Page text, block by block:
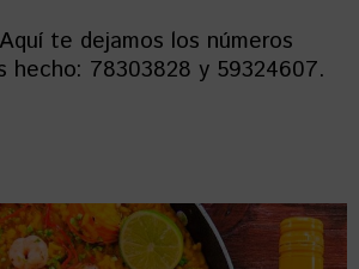
te dejamos los números
hecho: 78303828 y 59324607.